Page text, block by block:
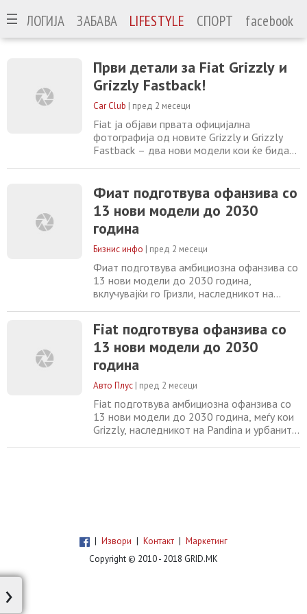
ЗАБАВА LIFESTYLE СПОРТ facebook
Први детали за Fiat Grizzly и
Grizzly Fastback!
Car Club | пред 2 месеци
Fiat ја објави првата официјална
фотографија од новите Grizzly и Grizzly
Fastback – два нови модели кои ќе бидат
означи враќањето на Fiat кон достапните
семејни возила. Со Grizzly и Grizzly
Fastback, ја заокружуваме оваа понуда со
две нови возила дизајнирани околу
Фиат подготвува офанзива со
13 нови модели до 2030
година
Бизнис инфо | пред 2 месеци
Фиат подготвува амбициозна офанзива со
13 нови модели до 2030 година,
вклучувајќи го Гризли, наследникот на
производни стратегии во својата понова
историја. Италијанскиот производител, кој
во последната деценија најмногу се
потпираше на моделите 500 и Panda,
најави дури 13
Fiat подготвува офанзива со
13 нови модели до 2030
година
Авто Плус | пред 2 месеци
Fiat подготвува амбициозна офанзива со
13 нови модели до 2030 година, меѓу кои
Grizzly, наследникот на Pandina и урбаните
| Извори | Контакт | Маркетинг
Copyright © 2010 - 2018 GRID.MK
›